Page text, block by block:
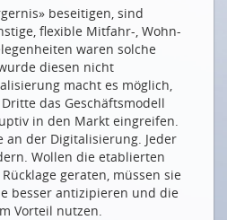
und das letzte Wort
Award geht
STURMS
wir morgen
beider Welten
doch ganz nah
beseitigen, sind
flexible Mitfahr-, Wohn-
waren solche
diesen nicht
macht es möglich,
das Geschäftsmodell
in den Markt eingreifen.
an der Digitalisierung. Jeder
Wollen die etablierten
geraten, müssen sie
besser antizipieren und die
Vorteil nutzen.